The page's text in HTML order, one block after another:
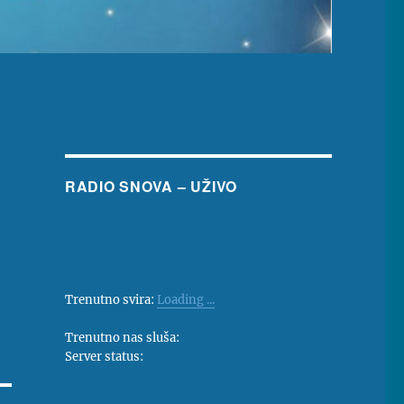
RADIO SNOVA – UŽIVO
Trenutno svira: Loading ...
Trenutno nas sluša:
Server status: